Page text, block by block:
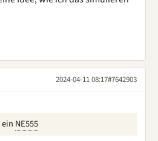
2024-04-11 08:17#7642903
NE555